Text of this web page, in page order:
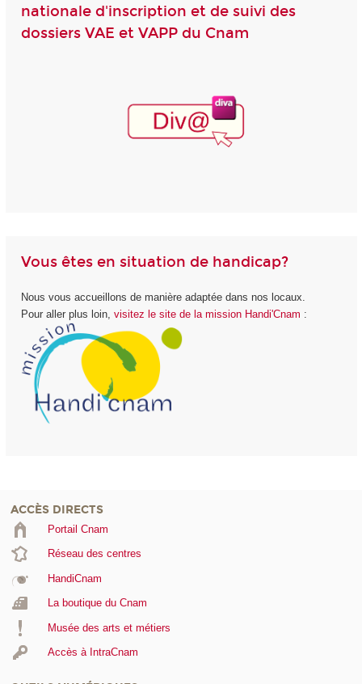
nationale d'inscription et de suivi des
dossiers VAE et VAPP du Cnam
Vous êtes en situation de handicap?
Nous vous accueillons de manière adaptée dans nos locaux.
Pour aller plus loin, visitez le site de la mission Handi'Cnam :
ACCÈS DIRECTS
Portail Cnam
Réseau des centres
HandiCnam
La boutique du Cnam
Musée des arts et métiers
Accès à IntraCnam